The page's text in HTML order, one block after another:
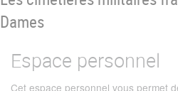
Navigation
Dames
Espace personnel
Cet espace personnel vous permet